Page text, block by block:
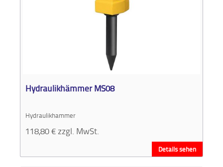
Hydraulikhämmer MS08
Hydraulikhammer
118,80€ zzgl. MwSt.
Details sehen